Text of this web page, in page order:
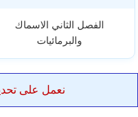
الفصل الثاني الاسماك
والبرمائيات
نعمل على تحديث